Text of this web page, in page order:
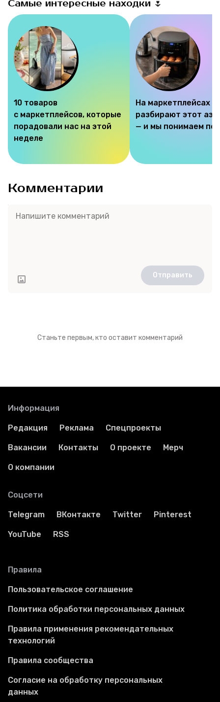
Самые интересные находки 🌷
10 товаров
с маркетплейсов, которые
порадовали нас на этой
неделе
На маркетплейсах
разбирают этот
— и мы понимаем
Комментарии
Отправить
Станьте первым, кто оставит комментарий
Информация
Редакция Реклама Спецпроекты
Вакансии Контакты О проекте Мерч
О компании
Соцсети
Telegram ВКонтакте Twitter Pinterest
YouTube RSS
Правила
Пользовательское соглашение
Политика обработки персональных данных
Правила применения рекомендательных
технологий
Правила сообщества
Согласие на обработку персональных
данных